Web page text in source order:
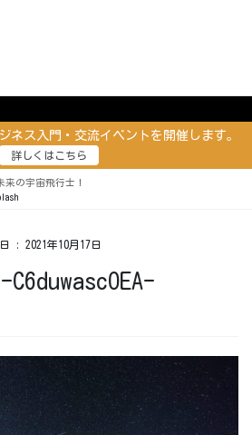
ネス入門・交流イベントを開催します。
詳しくはこちら
の宇宙飛行士！
: 2021年10月17日